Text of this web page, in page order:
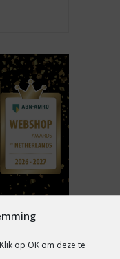
op OK om deze te
2026-